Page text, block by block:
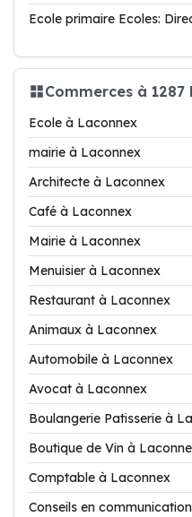
Ecole primaire Ecoles:
Commerces à 1287
Ecole à Laconnex
mairie à Laconnex
Architecte à Laconnex
Café à Laconnex
Mairie à Laconnex
Menuisier à Laconnex
Restaurant à Laconnex
Animaux à Laconnex
Automobile à Laconnex
Avocat à Laconnex
Boulangerie Patisserie à
Boutique de Vin à
Comptable à Laconnex
Conseils en